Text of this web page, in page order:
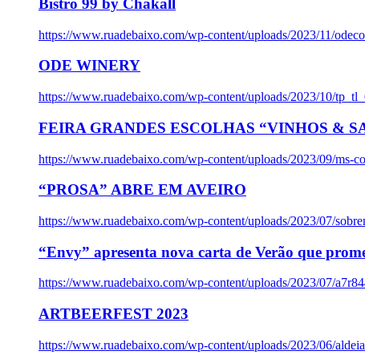
Bistro 99 by Chakall
https://www.ruadebaixo.com/wp-content/uploads/2023/11/
ODE WINERY
https://www.ruadebaixo.com/wp-content/uploads/2023/10/
FEIRA GRANDES ESCOLHAS “VINHOS &
https://www.ruadebaixo.com/wp-content/uploads/2023/09/ms-
“PROSA” ABRE EM AVEIRO
https://www.ruadebaixo.com/wp-content/uploads/2023/07/
“Envy” apresenta nova carta de Verão que
https://www.ruadebaixo.com/wp-content/uploads/2023/07/
ARTBEERFEST 2023
https://www.ruadebaixo.com/wp-content/uploads/2023/06/